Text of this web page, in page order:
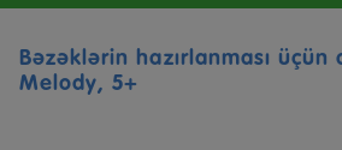
Bəzəklərin hazırlanması
Melody, 5+